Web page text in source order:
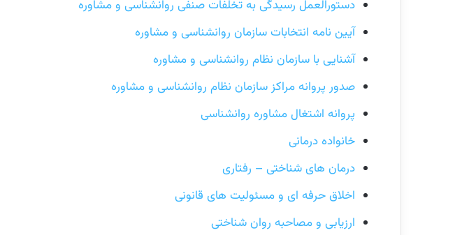
دستورالعمل رسیدگی به تخلفات صنفی روانشناسی و مشاوره
آیین نامه انتخابات سازمان روانشناسی و مشاوره
آشنایی با سازمان نظام روانشناسی و مشاوره
صدور پروانه مراکز سازمان نظام روانشناسی و مشاوره
پروانه اشتغال مشاوره روانشناسی
خانواده درمانی
درمان های شناختی – رفتاری
اخلاق حرفه ای و مسئولیت های قانونی
ارزیابی و مصاحبه روان شناختی